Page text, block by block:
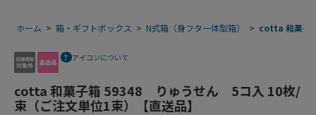
ホーム > 箱・ギフトボックス > N式箱（身フタ一体型箱） > cotta 和菓子
アイコンについて
cotta 和菓子箱 59348 りゅうせん 5コ入 10枚/
束（ご注文単位1束）【直送品】